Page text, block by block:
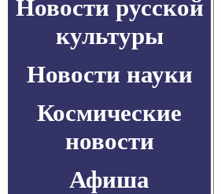
Новости русской
культуры
Новости науки
Космические
новости
Афиша